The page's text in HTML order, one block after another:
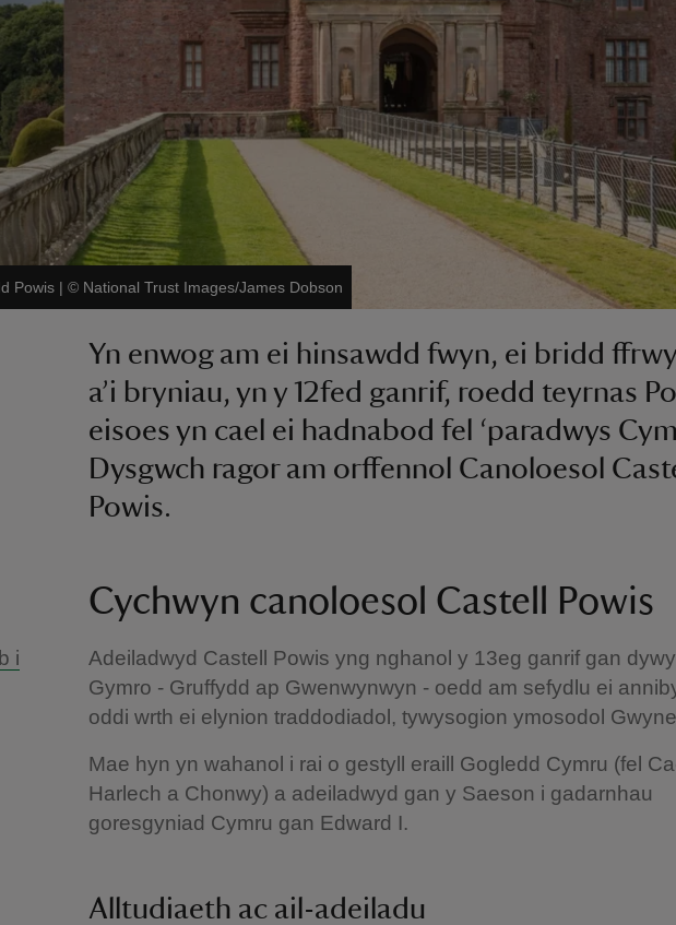
Powis | © National Trust Images/James Dobson
i
Yn enwog am ei hinsawdd fwyn, ei bridd
a’i bryniau, yn y 12fed ganrif, roedd teyrnas
eisoes yn cael ei hadnabod fel ‘paradwys
Dysgwch ragor am orffennol Canoloesol
Powis.
Cychwyn canoloesol Castell Powis
Adeiladwyd Castell Powis yng nghanol y 13eg ganrif gan
Gymro - Gruffydd ap Gwenwynwyn - oedd am sefydlu ei
oddi wrth ei elynion traddodiadol, tywysogion ymosodol
Mae hyn yn wahanol i rai o gestyll eraill Gogledd Cymru (fel
Harlech a Chonwy) a adeiladwyd gan y Saeson i gadarnhau
goresgyniad Cymru gan Edward I.
Alltudiaeth ac ail-adeiladu